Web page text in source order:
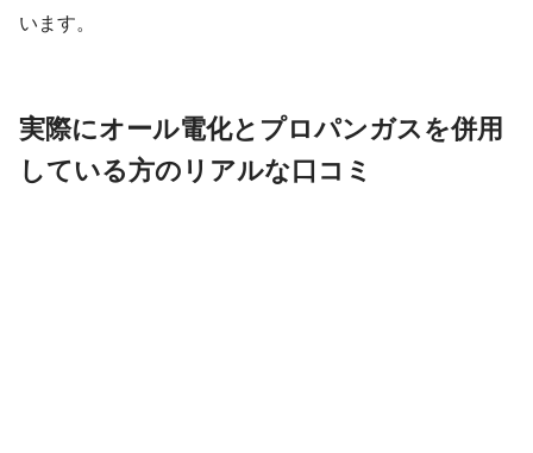
います。
実際にオール電化とプロパンガスを併用
している方のリアルな口コミ